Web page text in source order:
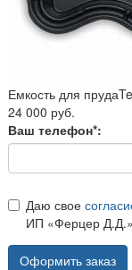
Емкость для
24 000 руб.
Ваш телефон*:
Даю свое
ИП «Ферцер Д.Д.»
Оформить заказ